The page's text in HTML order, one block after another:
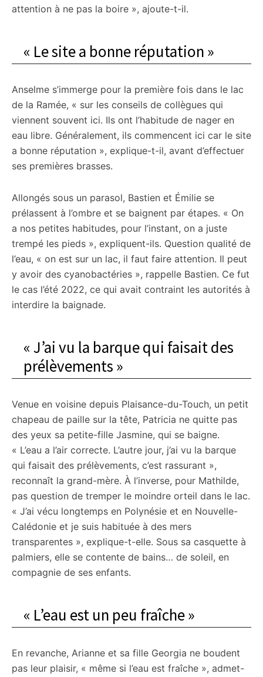
attention à ne pas la boire », ajoute-t-il.
« Le site a bonne réputation »
Anselme s’immerge pour la première fois dans le lac
de la Ramée, « sur les conseils de collègues qui
viennent souvent ici. Ils ont l’habitude de nager en
eau libre. Généralement, ils commencent ici car le site
a bonne réputation », explique-t-il, avant d’effectuer
ses premières brasses.
Allongés sous un parasol, Bastien et Émilie se
prélassent à l’ombre et se baignent par étapes. « On
a nos petites habitudes, pour l’instant, on a juste
trempé les pieds », expliquent-ils. Question qualité de
l’eau, « on est sur un lac, il faut faire attention. Il peut
y avoir des cyanobactéries », rappelle Bastien. Ce fut
le cas l’été 2022, ce qui avait contraint les autorités à
interdire la baignade.
« J’ai vu la barque qui faisait des
prélèvements »
Venue en voisine depuis Plaisance-du-Touch, un petit
chapeau de paille sur la tête, Patricia ne quitte pas
des yeux sa petite-fille Jasmine, qui se baigne.
« L’eau a l’air correcte. L’autre jour, j’ai vu la barque
qui faisait des prélèvements, c’est rassurant »,
reconnaît la grand-mère. À l’inverse, pour Mathilde,
pas question de tremper le moindre orteil dans le lac.
« J’ai vécu longtemps en Polynésie et en Nouvelle-
Calédonie et je suis habituée à des mers
transparentes », explique-t-elle. Sous sa casquette à
palmiers, elle se contente de bains… de soleil, en
compagnie de ses enfants.
« L’eau est un peu fraîche »
En revanche, Arianne et sa fille Georgia ne boudent
pas leur plaisir, « même si l’eau est fraîche », admet-